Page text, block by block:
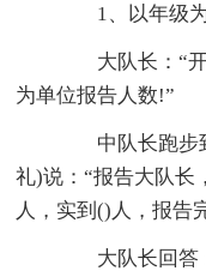
1、以年级为
大队长：“开
为单位报告人数!”
中队长跑步到
礼)说：“报告大队长
人，实到()人，报告
大队长回答：